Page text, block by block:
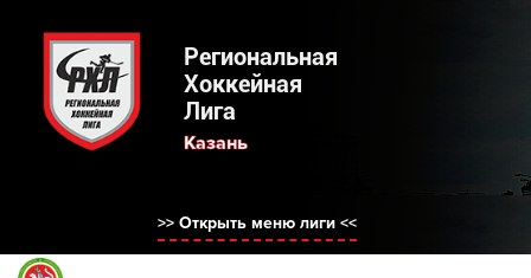
Региональная
Хоккейная
Лига
Казань
Региональная Хоккейная Лига
Выберите регион:
Санкт-Петербург
>> Открыть меню лиги <<